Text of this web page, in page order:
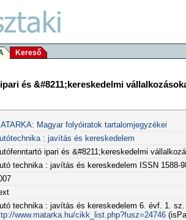
Kereső
és &#8211;kereskedelmi
Magyar folyóiratok tartalomjegyzékei
: javítás és kereskedelem
ipari és &#8211;kereskedelmi
technika : javítás és kereskedelem ISSN 1588-
technika : javítás és kereskedelem 6. évf. 1. sz.
www.matarka.hu/cikk_list.php?fusz=24746